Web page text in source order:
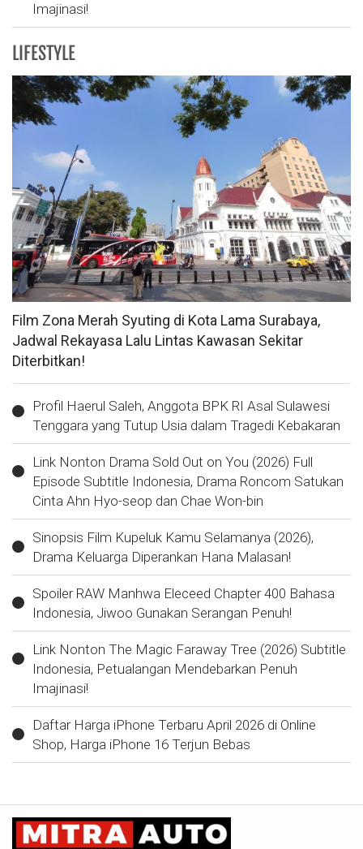
Imajinasi!
LIFESTYLE
Film Zona Merah Syuting di Kota Lama Surabaya,
Jadwal Rekayasa Lalu Lintas Kawasan Sekitar
Diterbitkan!
Profil Haerul Saleh, Anggota BPK RI Asal Sulawesi
Tenggara yang Tutup Usia dalam Tragedi Kebakaran
Link Nonton Drama Sold Out on You (2026) Full
Episode Subtitle Indonesia, Drama Roncom Satukan
Cinta Ahn Hyo-seop dan Chae Won-bin
Sinopsis Film Kupeluk Kamu Selamanya (2026),
Drama Keluarga Diperankan Hana Malasan!
Spoiler RAW Manhwa Eleceed Chapter 400 Bahasa
Indonesia, Jiwoo Gunakan Serangan Penuh!
Link Nonton The Magic Faraway Tree (2026) Subtitle
Indonesia, Petualangan Mendebarkan Penuh
Imajinasi!
Daftar Harga iPhone Terbaru April 2026 di Online
Shop, Harga iPhone 16 Terjun Bebas